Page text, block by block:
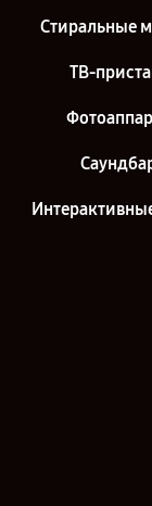
Стиральные
ТВ-